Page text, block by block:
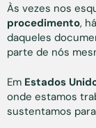
Às vezes nos
procedimento,
daqueles
parte de nós
Em Estados
onde estamos
sustentamos